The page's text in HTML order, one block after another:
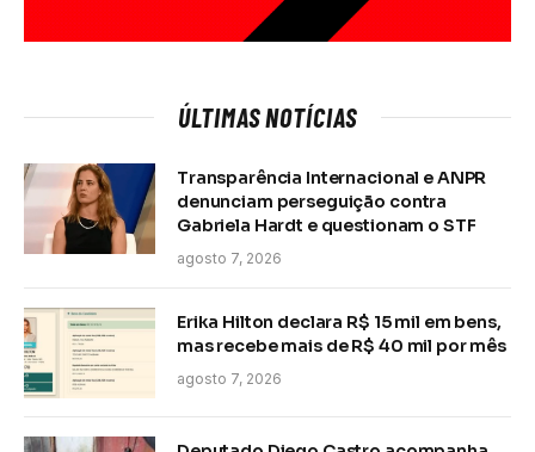
ÚLTIMAS NOTÍCIAS
Transparência Internacional e ANPR
denunciam perseguição contra
Gabriela Hardt e questionam o STF
agosto 7, 2026
Erika Hilton declara R$ 15 mil em bens,
mas recebe mais de R$ 40 mil por mês
agosto 7, 2026